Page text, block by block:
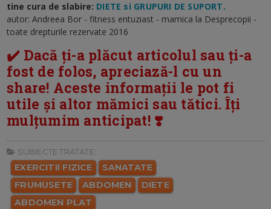
tine cura de slabire: DIETE si GRUPURI DE SUPORT.
autor: Andreea Bor - fitness entuziast - mamica la Desprecopii -
toate drepturile rezervate 2016
✔️ Dacă ți-a plăcut articolul sau ți-a
fost de folos, apreciază-l cu un
share! Aceste informații le pot fi
utile și altor mămici sau tătici. Îți
mulțumim anticipat! ❣️
SUBIECTE TRATATE:
EXERCITII FIZICE
SANATATE
FRUMUSETE
ABDOMEN
DIETE
ABDOMEN PLAT